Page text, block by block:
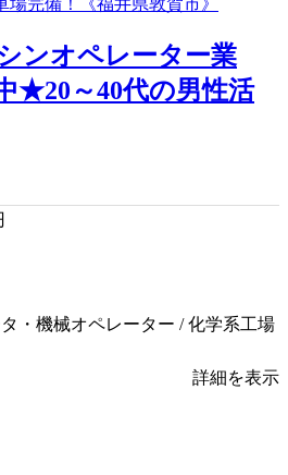
ンオペレーター業
★20～40代の男性活
・機械オペレーター / 化学系工場
詳細を表示